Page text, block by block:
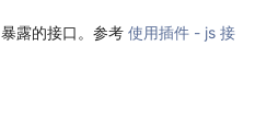
暴露的接口。参考 使用插件 - js 接